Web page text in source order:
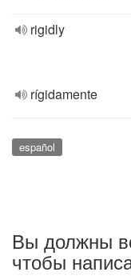
rigidly
rígidamente
español
Вы должны
чтобы